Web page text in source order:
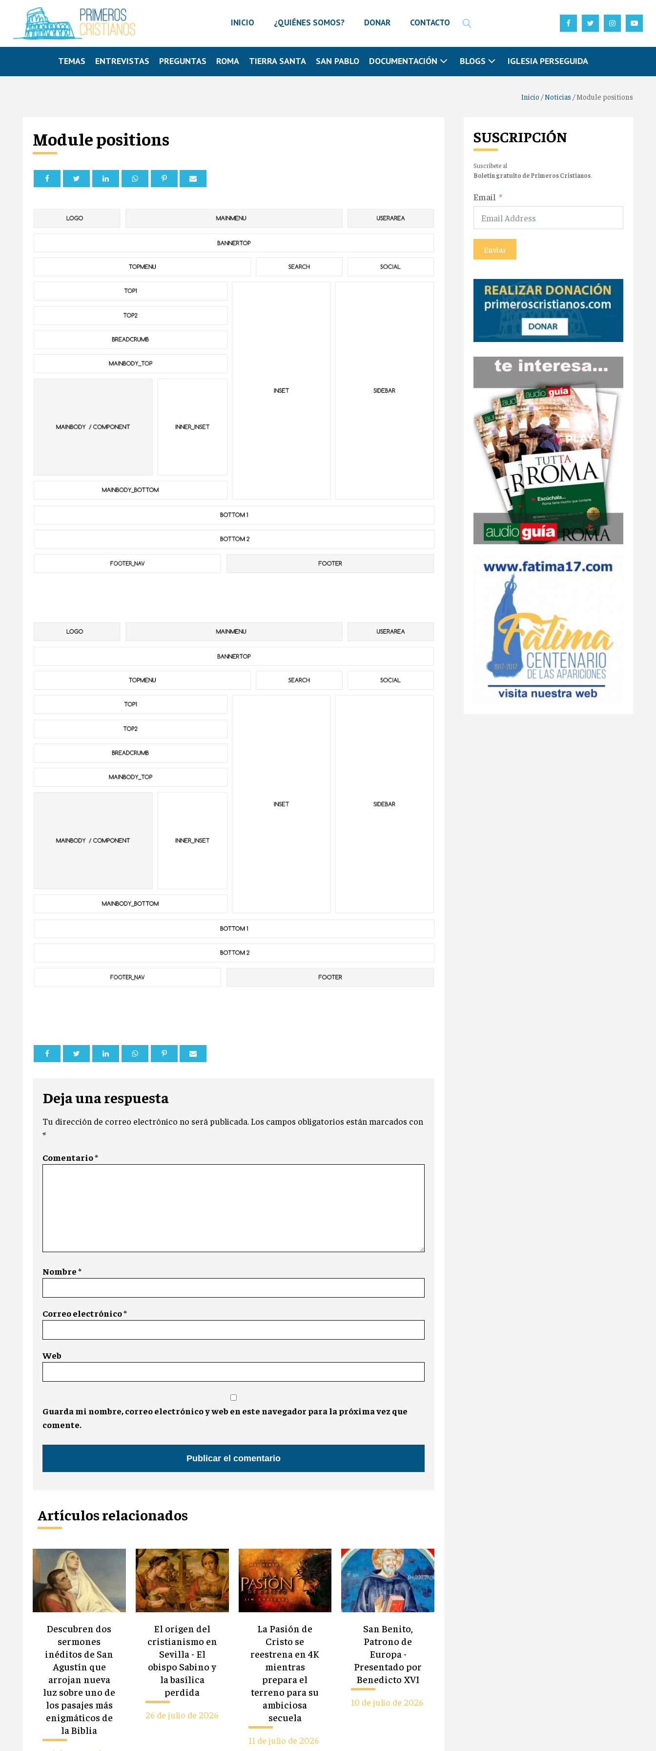
INICIO ¿QUIÉNES SOMOS? DONAR CONTACTO
TEMAS ENTREVISTAS PREGUNTAS ROMA TIERRA SANTA SAN PABLO DOCUMENTACIÓN BLOGS IGLESIA PERSEGUIDA
Inicio /Noticias /Module positions
Module positions
Deja una respuesta
Tu dirección de correo electrónico no será publicada.Los campos obligatorios están marcados con
*
Comentario*
Nombre*
Correo electrónico*
Web
Guarda mi nombre, correo electrónico y web en este navegador para la próxima vez que
comente.
Artículos relacionados
Descubren dos
sermones
inéditos de San
Agustín que
arrojan nueva
luz sobre uno de
los pasajes más
enigmáticos de
la Biblia
El origen del
cristianismo en
Sevilla - El
obispo Sabino y
la basílica
perdida
26 de julio de 2026
La Pasión de
Cristo se
reestrena en 4K
mientras
prepara el
terreno para su
ambiciosa
secuela
11 de julio de 2026
San Benito,
Patrono de
Europa -
Presentado por
Benedicto XVI
10 de julio de 2026
SUSCRIPCIÓN
Suscríbete al
Boletín gratuito de Primeros Cristianos.
Email
Enviar